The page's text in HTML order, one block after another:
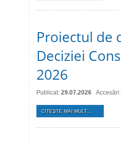
Proiectul de
Deciziei
2026
Publicat: 29.07.2026
CITEŞTE MAI MULT...